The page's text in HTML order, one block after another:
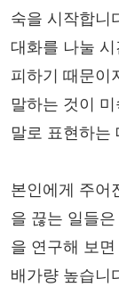
숙을 시작합니
대화를 나눌
피하기 때문이
말하는 것이
말로 표현하는
본인에게 주어
을 끊는 일들
을 연구해 보
배가량 높습니